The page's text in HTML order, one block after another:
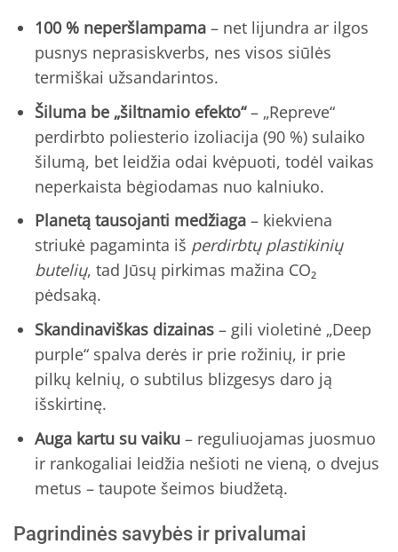
100 % neperšlampama– net lijundra ar ilgos
pusnys neprasiskverbs, nes visos siūlės
termiškai užsandarintos.
Šiluma be „šiltnamio efekto“– „Repreve“
perdirbto poliesterio izoliacija (90 %) sulaiko
šilumą, bet leidžia odai kvėpuoti, todėl vaikas
neperkaista bėgiodamas nuo kalniuko.
Planetą tausojanti medžiaga– kiekviena
striukė pagaminta iš perdirbtų plastikinių
butelių, tad Jūsų pirkimas mažina CO₂
pėdsaką.
Skandinaviškas dizainas– gili violetinė „Deep
purple“ spalva derės ir prie rožinių, ir prie
pilkų kelnių, o subtilus blizgesys daro ją
išskirtinę.
Auga kartu su vaiku– reguliuojamas juosmuo
ir rankogaliai leidžia nešioti ne vieną, o dvejus
metus – taupote šeimos biudžetą.
Pagrindinės savybės ir privalumai